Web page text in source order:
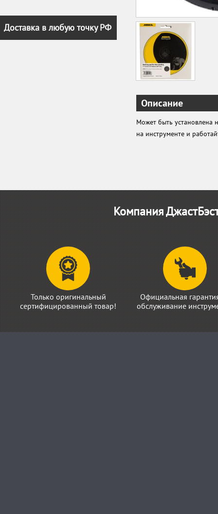
Доставка в любую точку РФ
Описание
Может быть
на инструменте и
Компания
Только оригинальный
сертифицированный товар!
Официальная
обслуживание